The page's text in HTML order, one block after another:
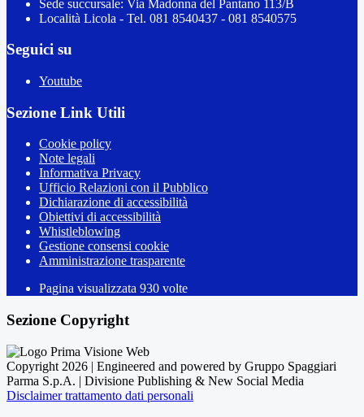
Sede succursale: Via Madonna del Pantano 113/B
Località Licola - Tel. 081 8540437 - 081 8540575
Seguici su
Youtube
Sezione Link Utili
Cookie policy
Note legali
Informativa Privacy
Ufficio Relazioni con il Pubblico
Dichiarazione di accessibilità
Obiettivi di accessibilità
Whistleblowing
Gestione consensi cookie
Amministrazione trasparente
Pagina visualizzata 930 volte
Sezione Copyright
Copyright 2026 | Engineered and powered by Gruppo Spaggiari
Parma S.p.A. | Divisione Publishing & New Social Media
Disclaimer trattamento dati personali